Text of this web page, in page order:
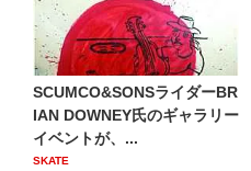
SCUMCO&SONSライダーBR
IAN DOWNEY氏のギャラリー
イベントが、...
SKATE